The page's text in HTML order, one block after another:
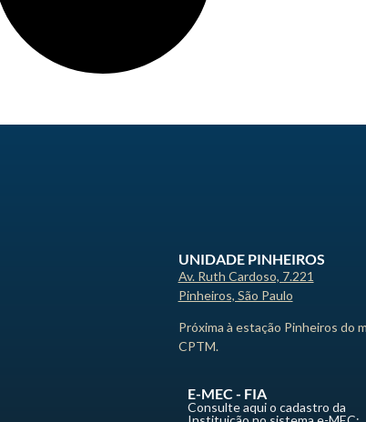
UNIDADE PINHEIROS
Av. Ruth Cardoso, 7.221
Pinheiros, São Paulo
Próxima à estação Pinheiros do
CPTM.
E-MEC - FIA
Consulte aqui o cadastro da